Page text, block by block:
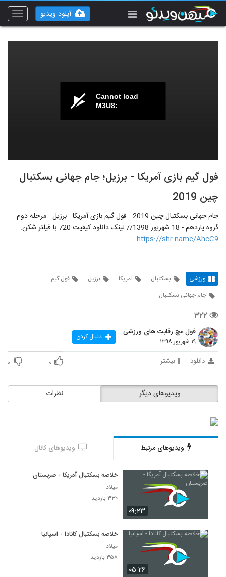
Toggle
آپلود ویدیو
Cannot load
M3U8:
فول گیم بازی آمریکا - برزیل؛ جام جهانی بسکتبال
چین 2019
جام جهانی بسکتبال چین 2019 - فول گیم بازی آمریکا - برزیل - مرحله دوم -
گروه یازدهم - 18 شهریور 1398// لینک دانلود کیفیت 720 با فیلتر شکن:
https://shr.name/AhcC9
ورزشی بسکتبال آمریکا برزیل
فول گیم
جام جهانی بسکتبال
۳۲۲
فول مچ رقابت های ورزشی
۱۹ شهریور ۱۳۹۸ دنبال کردن
دانلود بیشتر ۰ ۰
نظرات ویدیوهای دیگر
ویدیوهای مرتبط ویدیوهای کانال
۰۹:۲۳
خلاصه بسکتبال آمریکا - صربستان
میلاد
۳۳۰ بازدید
۰۵:۲۶
خلاصه بسکتبال کانادا - اسپانیا
میلاد
۳۵۸ بازدید